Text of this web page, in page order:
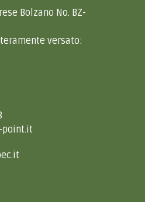
Bolzano No. BZ-
versato:
point.it